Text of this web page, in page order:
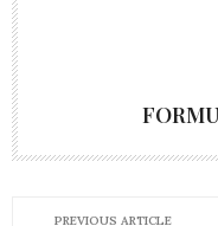
PREVIOUS ARTICLE